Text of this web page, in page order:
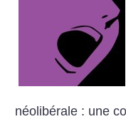
néolibérale : une